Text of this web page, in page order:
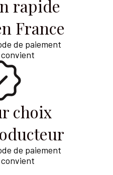
rapide
France
de paiement
choix
de paiement